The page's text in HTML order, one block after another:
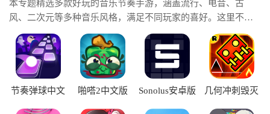
本专题精选多款好玩的音乐节奏手游，涵盖流行、电音、古
风、二次元等多种音乐风格，满足不同玩家的喜好。这里不仅
带来热门音乐节奏手游推荐，帮助你快速找到高品质作品，还
汇集了丰富的音乐节奏手速类游戏，既能挑战反应速度和操作
技巧，又能享受音乐带来的沉浸式体验。
节奏弹球中文
啪嗒2中文版 Sonolus安卓版
几何冲刺毁灭